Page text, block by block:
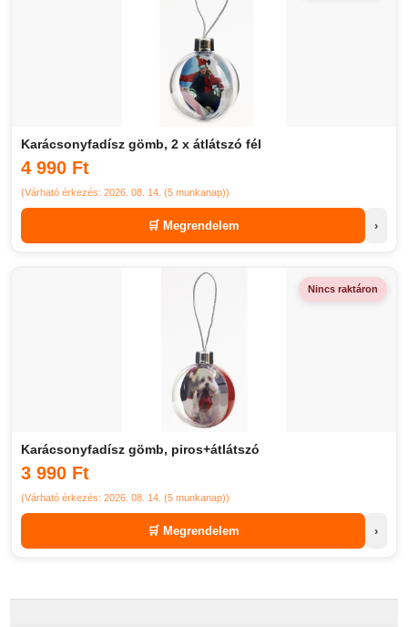
Karácsonyfadísz gömb, 2 x átlátszó fél
4 990 Ft
(Várható érkezés: 2026. 08. 14. (5 munkanap))
🛒 Megrendelem ›
Nincs raktáron
Karácsonyfadísz gömb, piros+átlátszó
3 990 Ft
(Várható érkezés: 2026. 08. 14. (5 munkanap))
🛒 Megrendelem ›